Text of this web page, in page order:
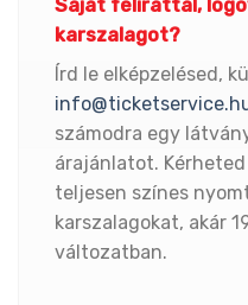
Saját felirattal,
karszalagot?
Írd le elképzelésed,
számodra egy
árajánlatot.
teljesen színes
karszalagokat, akár
változatban.